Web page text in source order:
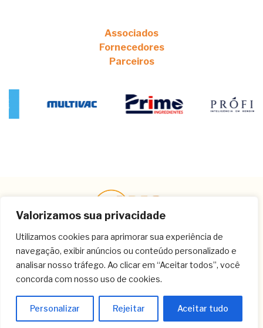
Valorizamos sua privacidade
Utilizamos cookies para aprimorar sua experiência de
navegação, exibir anúncios ou conteúdo personalizado e
analisar nosso tráfego. Ao clicar em “Aceitar todos”, você
concorda com nosso uso de cookies.
Personalizar Rejeitar Aceitar tudo
Associados
Fornecedores
Parceiros
Contato
(11) 3259-8266